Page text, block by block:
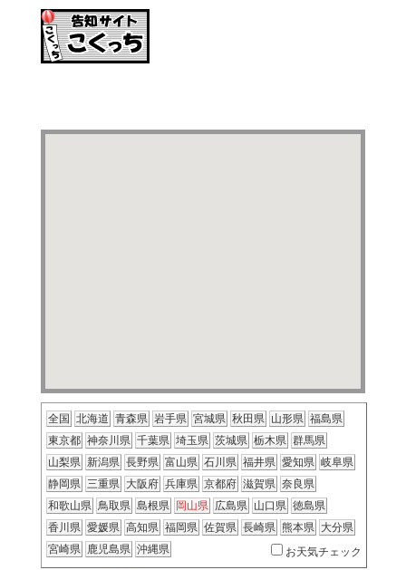
全国 北海道 青森県 岩手県 宮城県 秋田県 山形県 福島県
東京都 神奈川県 千葉県 埼玉県 茨城県 栃木県 群馬県
山梨県 新潟県 長野県 富山県 石川県 福井県 愛知県 岐阜県
静岡県 三重県 大阪府 兵庫県 京都府 滋賀県 奈良県
和歌山県 鳥取県 島根県 岡山県 広島県 山口県 徳島県
香川県 愛媛県 高知県 福岡県 佐賀県 長崎県 熊本県 大分県
宮崎県 鹿児島県 沖縄県 お天気チェック